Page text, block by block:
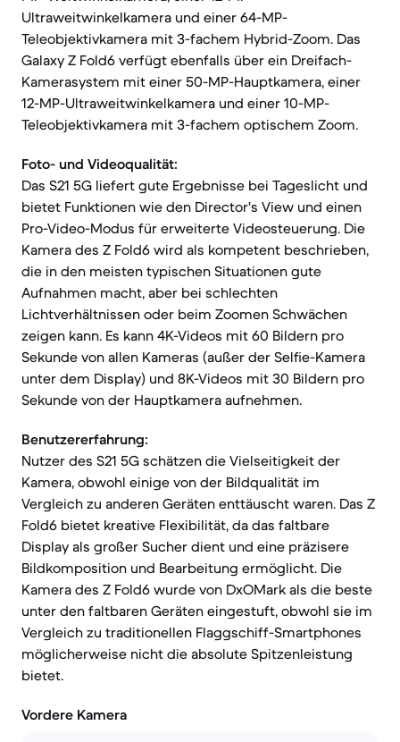
Ultraweitwinkelkamera und einer 64-MP-
Teleobjektivkamera mit 3-fachem Hybrid-Zoom. Das
Galaxy Z Fold6 verfügt ebenfalls über ein Dreifach-
Kamerasystem mit einer 50-MP-Hauptkamera, einer
12-MP-Ultraweitwinkelkamera und einer 10-MP-
Teleobjektivkamera mit 3-fachem optischem Zoom.
Foto- und Videoqualität:
Das S21 5G liefert gute Ergebnisse bei Tageslicht und
bietet Funktionen wie den Director's View und einen
Pro-Video-Modus für erweiterte Videosteuerung. Die
Kamera des Z Fold6 wird als kompetent beschrieben,
die in den meisten typischen Situationen gute
Aufnahmen macht, aber bei schlechten
Lichtverhältnissen oder beim Zoomen Schwächen
zeigen kann. Es kann 4K-Videos mit 60 Bildern pro
Sekunde von allen Kameras (außer der Selfie-Kamera
unter dem Display) und 8K-Videos mit 30 Bildern pro
Sekunde von der Hauptkamera aufnehmen.
Benutzererfahrung:
Nutzer des S21 5G schätzen die Vielseitigkeit der
Kamera, obwohl einige von der Bildqualität im
Vergleich zu anderen Geräten enttäuscht waren. Das Z
Fold6 bietet kreative Flexibilität, da das faltbare
Display als großer Sucher dient und eine präzisere
Bildkomposition und Bearbeitung ermöglicht. Die
Kamera des Z Fold6 wurde von DxOMark als die beste
unter den faltbaren Geräten eingestuft, obwohl sie im
Vergleich zu traditionellen Flaggschiff-Smartphones
möglicherweise nicht die absolute Spitzenleistung
bietet.
Vordere Kamera